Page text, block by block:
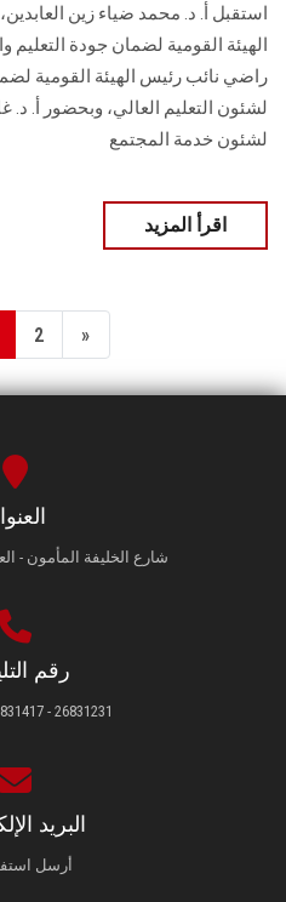
استقبل أ. د. محمد ضياء زين
الهيئة القومية ‏لضمان جودة التعليم
راضي نائب رئيس الهيئة ‏القومية
لشئون التعليم العالي، وبحضور أ. د.
لشئون خدمة المجتمع
اقرأ المزيد
2 »
شارع الخليفة المأمون -
رقم
26831231 - 26831417 - 26831474
البريد
أرسل